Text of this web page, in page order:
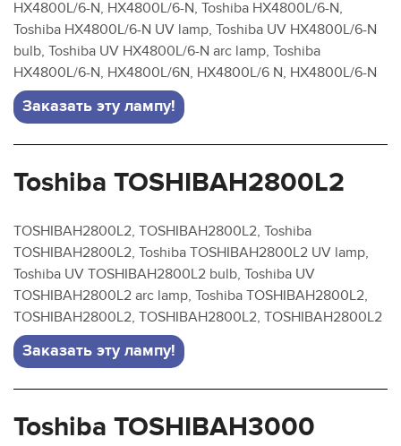
HX4800L/6-N, HX4800L/6-N, Toshiba HX4800L/6-N,
Toshiba HX4800L/6-N UV lamp, Toshiba UV HX4800L/6-N
bulb, Toshiba UV HX4800L/6-N arc lamp, Toshiba
HX4800L/6-N, HX4800L/6N, HX4800L/6 N, HX4800L/6-N
Заказать эту лампу!
Toshiba TOSHIBAH2800L2
TOSHIBAH2800L2, TOSHIBAH2800L2, Toshiba
TOSHIBAH2800L2, Toshiba TOSHIBAH2800L2 UV lamp,
Toshiba UV TOSHIBAH2800L2 bulb, Toshiba UV
TOSHIBAH2800L2 arc lamp, Toshiba TOSHIBAH2800L2,
TOSHIBAH2800L2, TOSHIBAH2800L2, TOSHIBAH2800L2
Заказать эту лампу!
Toshiba TOSHIBAH3000